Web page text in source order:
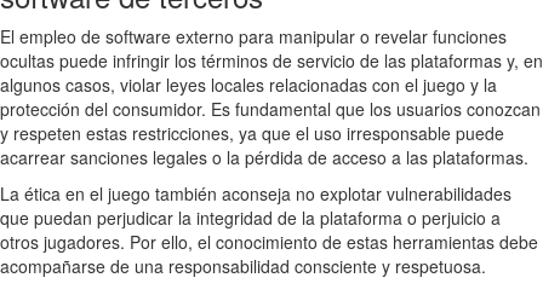
El empleo de software externo para manipular o revelar funciones
ocultas puede infringir los términos de servicio de las plataformas y, en
algunos casos, violar leyes locales relacionadas con el juego y la
protección del consumidor. Es fundamental que los usuarios conozcan
y respeten estas restricciones, ya que el uso irresponsable puede
acarrear sanciones legales o la pérdida de acceso a las plataformas.
La ética en el juego también aconseja no explotar vulnerabilidades
que puedan perjudicar la integridad de la plataforma o perjuicio a
otros jugadores. Por ello, el conocimiento de estas herramientas debe
acompañarse de una responsabilidad consciente y respetuosa.